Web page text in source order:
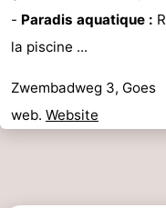
- Paradis aquatique :
la piscine ...
Zwembadweg 3, Goes
web. Website